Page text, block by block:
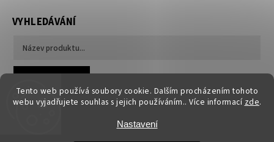
Tento web používá soubory cookie. Dalším procházením tohoto
webu vyjadřujete souhlas s jejich používáním.. Více informací zde.
Nastavení
VYHLEDÁVÁNÍ